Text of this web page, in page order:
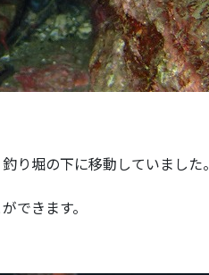
り堀の下に移動していました。
できます。